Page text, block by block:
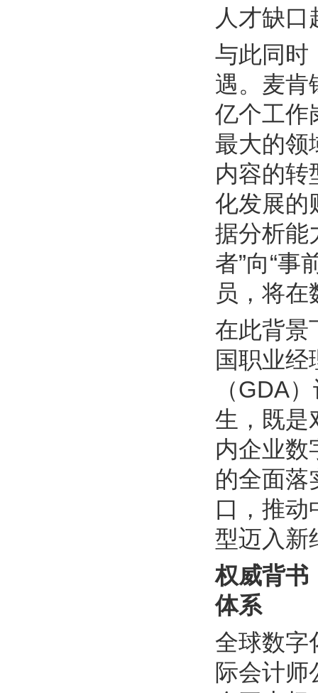
人才缺口
与此同时
遇。麦肯
亿个工作
最大的领
内容的
化发展的
据分析能
者”向“事
员，将
在此背景
国职业
（GDA
生，既是
内企业数
的全面落
口，推动
型迈入新
权威背书
体系
全球数字
际会计